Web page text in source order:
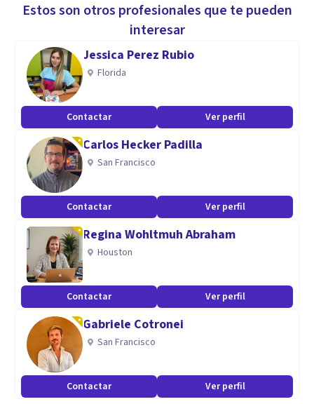
Estos son otros profesionales que te pueden
interesar
Jessica Perez Rubio
Florida
Contactar Ver perfil
Carlos Hecker Padilla
San Francisco
Contactar Ver perfil
Regina Wohltmuh Abraham
Houston
Contactar Ver perfil
Gabriele Cotronei
San Francisco
Contactar Ver perfil